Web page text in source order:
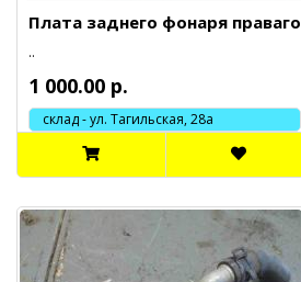
Плата заднего фонаря праваго
..
1 000.00 р.
склад - ул. Тагильская, 28а